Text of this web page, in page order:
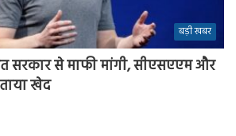
बड़ी खबर
सरकार से माफी मांगी, सीएसएएम और
खेद